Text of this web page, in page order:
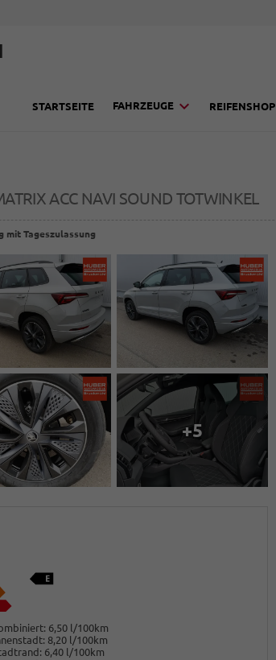
STARTSEITE FAHRZEUGE REIFENSHOP
ACC NAVI SOUND TOTWINKEL
mit Tageszulassung
+5
6,50 l/100km
8,20 l/100km
6,40 l/100km